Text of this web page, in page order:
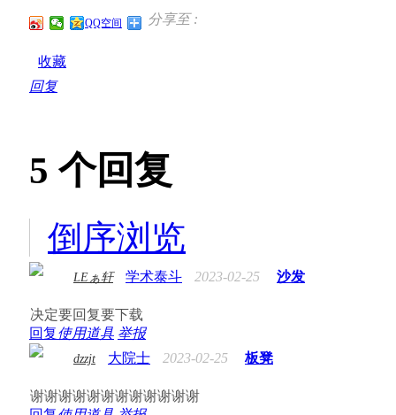
分享至 :
QQ空间
收藏
回复
5 个回复
倒序浏览
LEぁ轩 学术泰斗 2023-02-25 沙发
决定要回复要下载
回复使用道具 举报
dzzjt 大院士 2023-02-25 板凳
谢谢谢谢谢谢谢谢谢谢谢谢